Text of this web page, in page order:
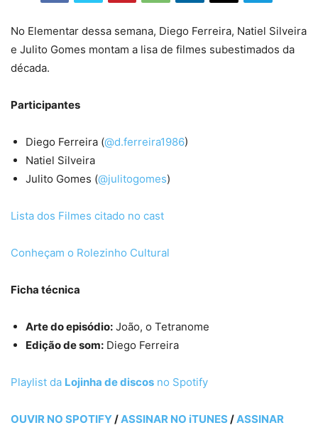
No Elementar dessa semana, Diego Ferreira, Natiel Silveira
e Julito Gomes montam a lisa de filmes subestimados da
década.
Participantes
Diego Ferreira (@d.ferreira1986)
Natiel Silveira
Julito Gomes (@julitogomes)
Lista dos Filmes citado no cast
Conheçam o Rolezinho Cultural
Ficha técnica
Arte do episódio: João, o Tetranome
Edição de som: Diego Ferreira
Playlist da Lojinha de discos no Spotify
OUVIR NO SPOTIFY/ASSINAR NO iTUNES /ASSINAR